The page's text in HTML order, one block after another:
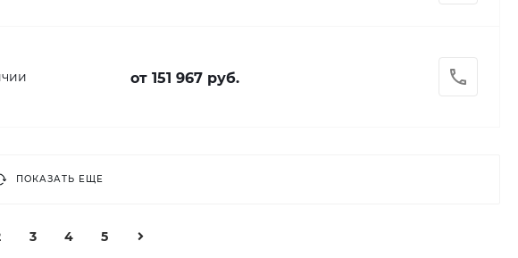
от 151 967 руб.
ПОКАЗАТЬ ЕЩЕ
3 4 5